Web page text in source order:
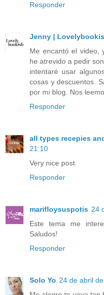
Responder
Jenny |
Me encantó el video,
he atrevido a pedir
intentaré usar
cosas y descuentos.
por mi blog. Nos
Responder
all types recepies
21:10
Very nice post
Responder
marifloysuspotis 24
Este tema me
Saludos!
Responder
Solo Yo 24 de abril